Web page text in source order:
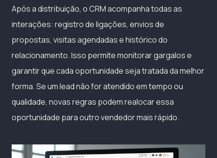
Após a distribuição, o CRM acompanha todas as
interações: registro de ligações, envios de
propostas, visitas agendadas e histórico do
relacionamento. Isso permite monitorar gargalos e
garantir que cada oportunidade seja tratada da melhor
forma. Se um lead não for atendido em tempo ou
qualidade, novas regras podem realocar essa
oportunidade para outro vendedor mais rápido.